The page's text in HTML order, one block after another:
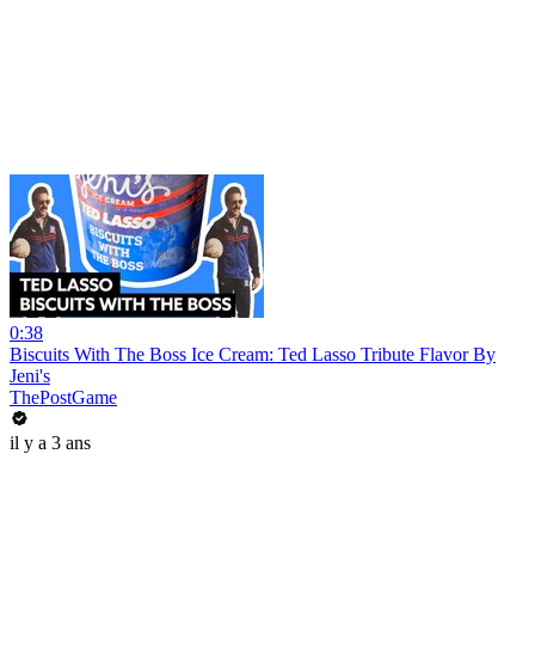
0:38
Biscuits With The Boss Ice Cream: Ted Lasso Tribute Flavor By
Jeni's
ThePostGame
il y a 3 ans